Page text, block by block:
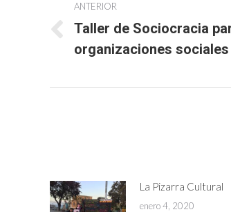
entre
publicaciones
ANTERIOR
anterior:
Taller de Sociocracia
organizaciones sociales
La Pizarra Cultural
enero 4, 2020